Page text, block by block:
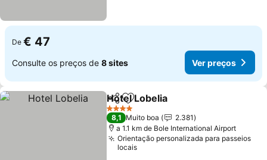
De € 47
Consulte os preços de 8 sites Ver preços
PartilharAdicionar aos favoritos
Hotel Lobelia
4 Estrelas
8,1 Muito boa
2.381
a 1.1 km de Bole International Airport
Orientação personalizada para passeios
locais